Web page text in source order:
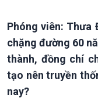
Phóng viên: Thưa
chặng đường 60
thành, đồng chí
tạo nên truyền
nay?